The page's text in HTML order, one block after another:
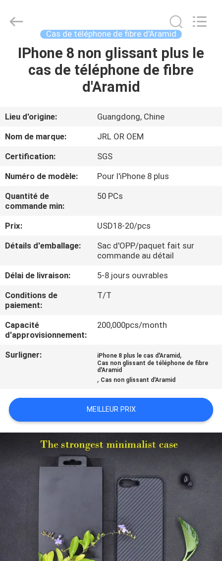
MAISON
VIDÉOS
SPECTACLE
VR
À
PROPOS
DE
CONTRÔLE
DE
QUALITÉ
NOUS
NOUVELLES
CAS
NEWS
PLAN
DU
SITE
Technology
Reserved.
Cas de téléphone de fibre d'Aramid
IPhone 8 non glissant plus le
cas de téléphone de fibre
d'Aramid
Lieu d'origine:
Guangdong, Chine
Nom de marque:
JRL OR OEM
Certification:
SGS
Numéro de modèle:
Pour l'iPhone 8 plus
Quantité de
commande min:
50 PCs
Prix:
USD18-20/pcs
Détails d'emballage:
Sac d'OPP/paquet fait sur
commande au détail
Délai de livraison:
5-8 jours ouvrables
Conditions de
paiement:
T/T
Capacité
d'approvisionnement:
200,000pcs/month
Surligner: iPhone 8 plus le cas d'Aramid ,
Cas non glissant de téléphone de fibre
d'Aramid
, Cas non glissant d'Aramid
MEILLEUR PRIX